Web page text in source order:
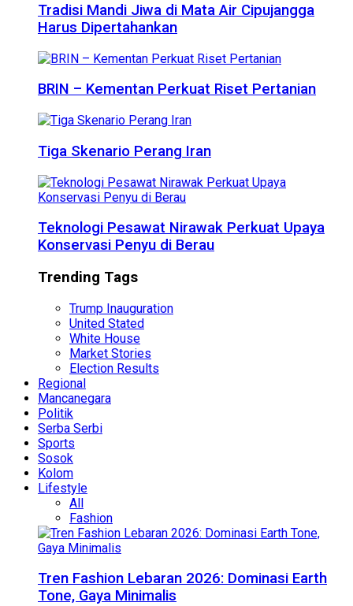
Tradisi Mandi Jiwa di Mata Air Cipujangga
Harus Dipertahankan
BRIN – Kementan Perkuat Riset Pertanian
Tiga Skenario Perang Iran
Teknologi Pesawat Nirawak Perkuat Upaya
Konservasi Penyu di Berau
Trending Tags
Trump Inauguration
United Stated
White House
Market Stories
Election Results
Regional
Mancanegara
Politik
Serba Serbi
Sports
Sosok
Kolom
Lifestyle
All
Fashion
Tren Fashion Lebaran 2026: Dominasi Earth
Tone, Gaya Minimalis